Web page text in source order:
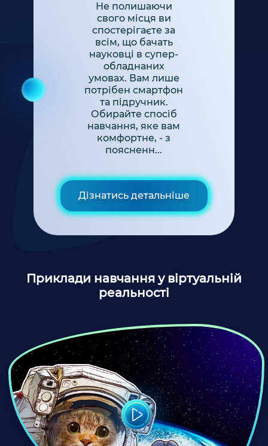
Не полишаючи
свого місця ви
спостерігаєте за
всім, що бачать
науковці в супер-
обладнаних
умовах. Вам лише
потрібен смартфон
та підручник.
Обирайте спосіб
навчання, яке вам
комфортне, - з
поясненн...
Дізнатись детальніше
Приклади навчання у віртуальній
реальності